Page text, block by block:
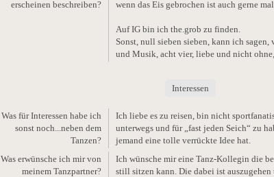
erscheinen beschreiben?
wenn das Eis gebrochen ist auch gerne
Auf IG bin ich the.grob zu finden.
Sonst, null sieben sieben, kann ich sagen,
und Musik, acht vier, liebe und nicht
Interessen
Was für Interessen habe ich
sonst noch...neben dem
Tanzen?
Ich liebe es zu reisen, bin nicht
unterwegs und für „fast jeden Seich“ zu
jemand eine tolle verrückte Idee hat.
Was erwünsche ich mir von
meinem Tanzpartner?
Ich wünsche mir eine Tanz-Kollegin die
still sitzen kann. Die dabei ist auszugehen